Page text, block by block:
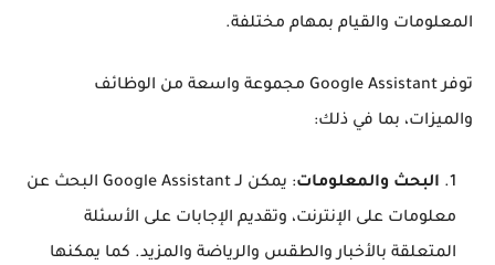
المعلومات والقيام بمهام مختلفة.
توفر Google Assistant مجموعة واسعة من الوظائف
والميزات، بما في ذلك:
البحث والمعلومات
: يمكن لـ Google Assistant البحث عن
معلومات على الإنترنت، وتقديم الإجابات على الأسئلة
المتعلقة بالأخبار والطقس والرياضة والمزيد. كما يمكنها